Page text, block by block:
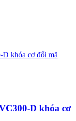
D khóa cơ